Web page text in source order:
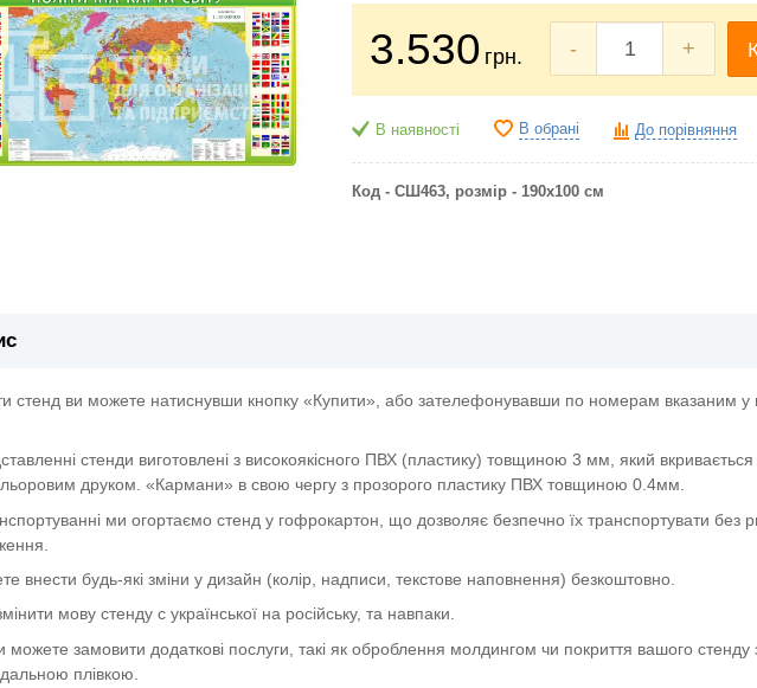
3.530 грн. - +
В наявності В обрані До порівняння
Код - СШ463, розмір - 190х100 см
стенд ви можете натиснувши кнопку «Купити», або зателефонувавши по номерам вказаним у
стенди виготовлені з високоякісного ПВХ (пластику) товщиною 3 мм, який вкривається
друком. «Кармани» в свою чергу з прозорого пластику ПВХ товщиною 0.4мм.
ми огортаємо стенд у гофрокартон, що дозволяє безпечно їх транспортувати без
внести будь-які зміни у дизайн (колір, надписи, текстове наповнення) безкоштовно.
мову стенду с української на російську, та навпаки.
можете замовити додаткові послуги, такі як оброблення молдингом чи покриття вашого стенду
плівкою.